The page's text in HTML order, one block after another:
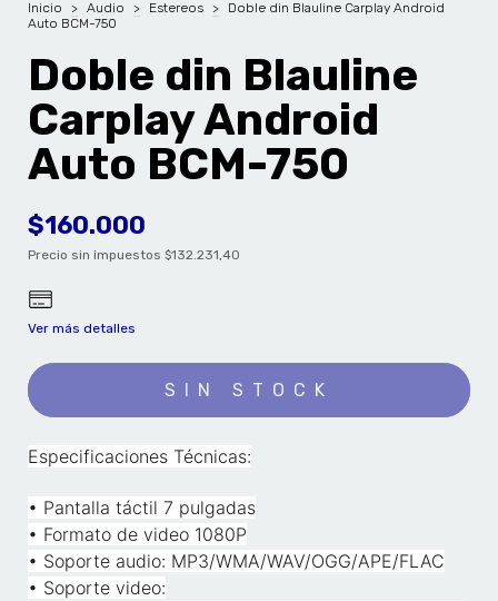
Inicio > Audio > Estereos >
Doble din Blauline Carplay Android
Auto BCM-750
Doble din Blauline
Carplay Android
Auto BCM-750
$160.000
Precio sin impuestos $132.231,40
Ver más detalles
Especificaciones Técnicas:
• Pantalla táctil 7 pulgadas
• Formato de video 1080P
• Soporte audio: MP3/WMA/WAV/OGG/APE/FLAC
• Soporte video: